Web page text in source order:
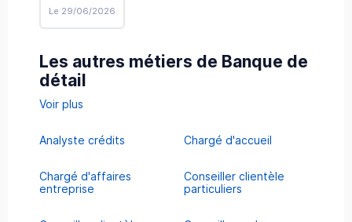
Management
Le 29/06/2026
Les autres métiers de Banque de
détail
Voir plus
Analyste crédits Chargé d'accueil
Chargé d'affaires
entreprise
Conseiller clientèle
particuliers